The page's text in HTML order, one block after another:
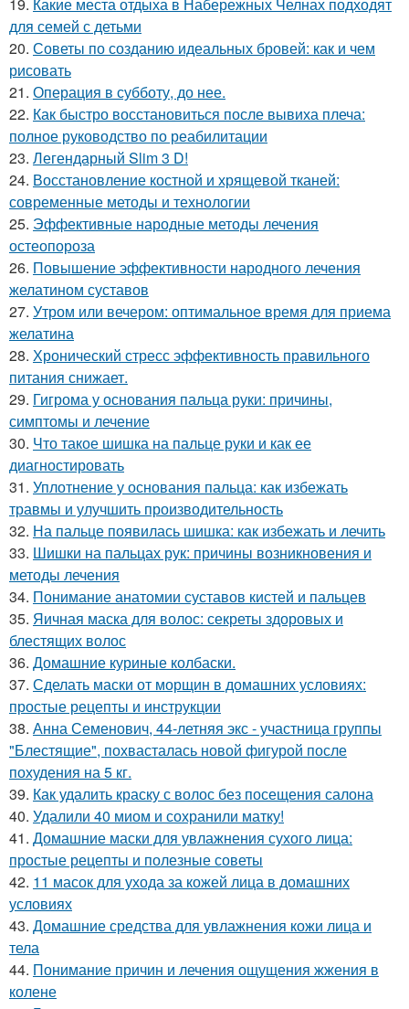
для семей с детьми
20. Советы по созданию идеальных бровей: как и чем
рисовать
21. Операция в субботу, до нее.
22. Как быстро восстановиться после вывиха плеча:
полное руководство по реабилитации
23. Легендарный Slim 3 D!
24. Восстановление костной и хрящевой тканей:
современные методы и технологии
25. Эффективные народные методы лечения
остеопороза
26. Повышение эффективности народного лечения
желатином суставов
27. Утром или вечером: оптимальное время для приема
желатина
28. Хронический стресс эффективность правильного
питания снижает.
29. Гигрома у основания пальца руки: причины,
симптомы и лечение
30. Что такое шишка на пальце руки и как ее
диагностировать
31. Уплотнение у основания пальца: как избежать
травмы и улучшить производительность
32. На пальце появилась шишка: как избежать и лечить
33. Шишки на пальцах рук: причины возникновения и
методы лечения
34. Понимание анатомии суставов кистей и пальцев
35. Яичная маска для волос: секреты здоровых и
блестящих волос
36. Домашние куриные колбаски.
37. Сделать маски от морщин в домашних условиях:
простые рецепты и инструкции
38. Анна Семенович, 44-летняя экс - участница группы
"Блестящие", похвасталась новой фигурой после
похудения на 5 кг.
39. Как удалить краску с волос без посещения салона
40. Удалили 40 миом и сохранили матку!
41. Домашние маски для увлажнения сухого лица:
простые рецепты и полезные советы
42. 11 масок для ухода за кожей лица в домашних
условиях
43. Домашние средства для увлажнения кожи лица и
тела
44. Понимание причин и лечения ощущения жжения в
колене